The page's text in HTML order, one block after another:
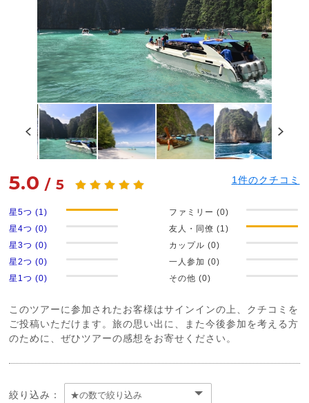
5.0 /5 1件のクチコミ
星5つ (1)
星4つ (0)
星3つ (0)
星2つ (0)
星1つ (0)
ファミリー (0)
友人・同僚 (1)
カップル (0)
一人参加 (0)
その他 (0)
このツアーに参加されたお客様はサインインの上、クチコミを
ご投稿いただけます。旅の思い出に、また今後参加を考える方
のために、ぜひツアーの感想をお寄せください。
絞り込み：